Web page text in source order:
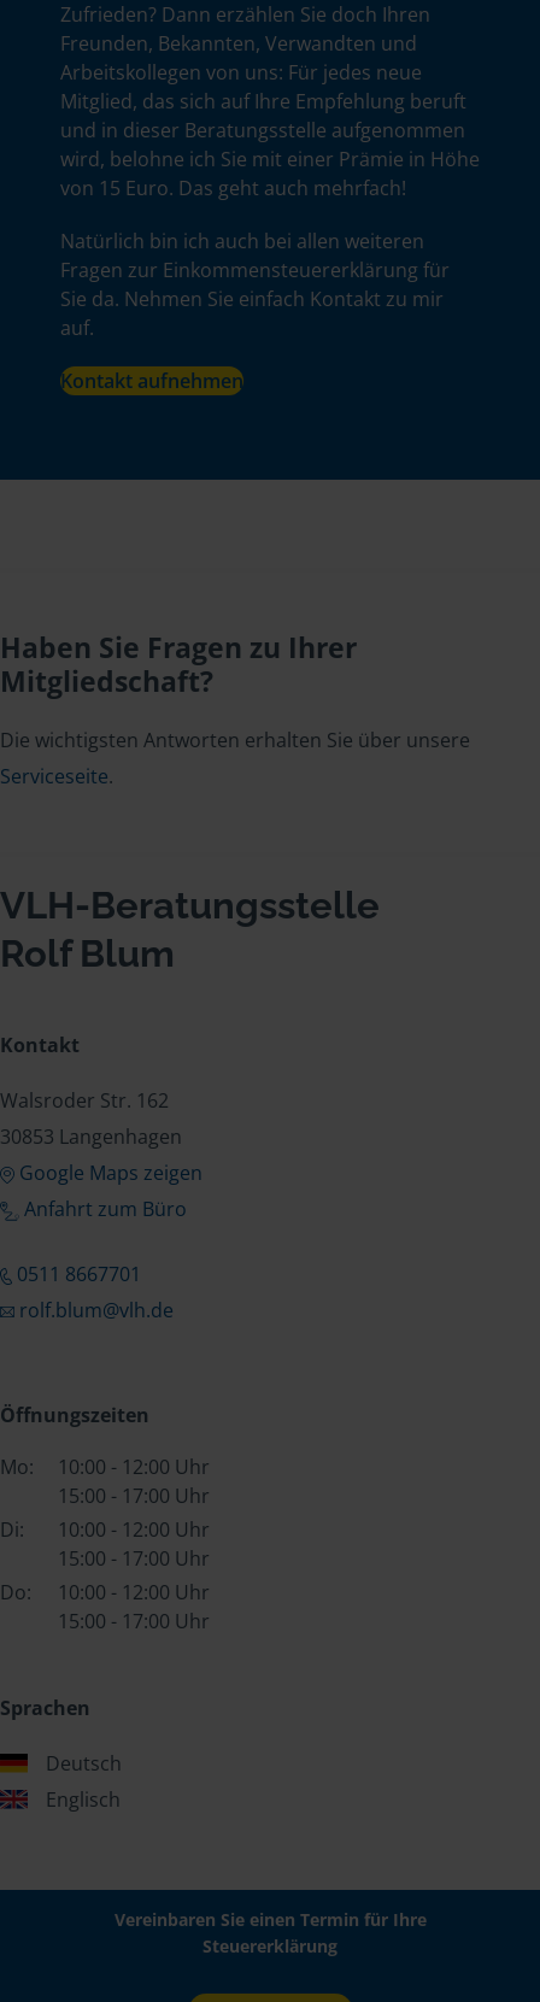
Zufrieden? Dann erzählen Sie doch Ihren
Freunden, Bekannten, Verwandten und
Arbeitskollegen von uns: Für jedes neue
Mitglied, das sich auf Ihre Empfehlung beruft
und in dieser Beratungsstelle aufgenommen
wird, belohne ich Sie mit einer Prämie in Höhe
von 15 Euro. Das geht auch mehrfach!
Natürlich bin ich auch bei allen weiteren
Fragen zur Einkommensteuererklärung für
Sie da. Nehmen Sie einfach Kontakt zu mir
auf.
Kontakt aufnehmen
Haben Sie Fragen zu Ihrer
Mitgliedschaft?
Die wichtigsten Antworten erhalten Sie über unsere
Serviceseite.
VLH-Beratungsstelle
Rolf Blum
Kontakt
Walsroder Str. 162
30853 Langenhagen
Google Maps zeigen
Anfahrt zum Büro
0511 8667701
rolf.blum@vlh.de
Öffnungszeiten
Mo:
10:00 - 12:00 Uhr
15:00 - 17:00 Uhr
Di:
10:00 - 12:00 Uhr
15:00 - 17:00 Uhr
Do:
10:00 - 12:00 Uhr
15:00 - 17:00 Uhr
Sprachen
Deutsch
Englisch
Vereinbaren Sie einen Termin für Ihre
Steuererklärung